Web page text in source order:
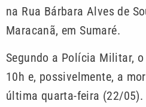
na Rua Bárbara Alves de
Maracanã, em Sumaré.
Segundo a Polícia Militar,
10h e, possivelmente, a
última quarta-feira (22/05).